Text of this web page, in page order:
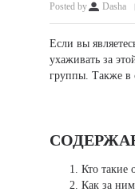
Posted by Dasha
Если вы
ухаживать за
группы. Также в
Кто такие
Как за